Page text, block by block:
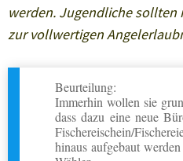
werden. Jugendliche
zur vollwertigen
Beurteilung:
Immerhin wollen sie
dass dazu eine neue
Fischereischein/
hinaus aufgebaut